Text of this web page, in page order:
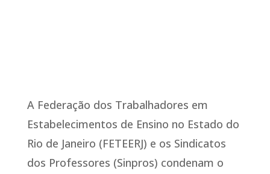
A Federação dos Trabalhadores em
Estabelecimentos de Ensino no Estado do
Rio de Janeiro (FETEERJ) e os Sindicatos
dos Professores (Sinpros) condenam o